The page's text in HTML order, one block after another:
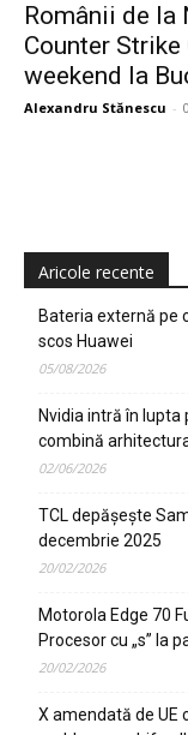
Românii de la
Counter
weekend la
Alexandru Stănescu -
Aricole recente
Bateria externă pe
scos Huawei
05/08/2026
Nvidia intră în lupta
combină
02/06/2026
TCL depășește
decembrie 2025
20/02/2026
Motorola Edge 70
Procesor cu „s” la
20/02/2026
X amendată de UE